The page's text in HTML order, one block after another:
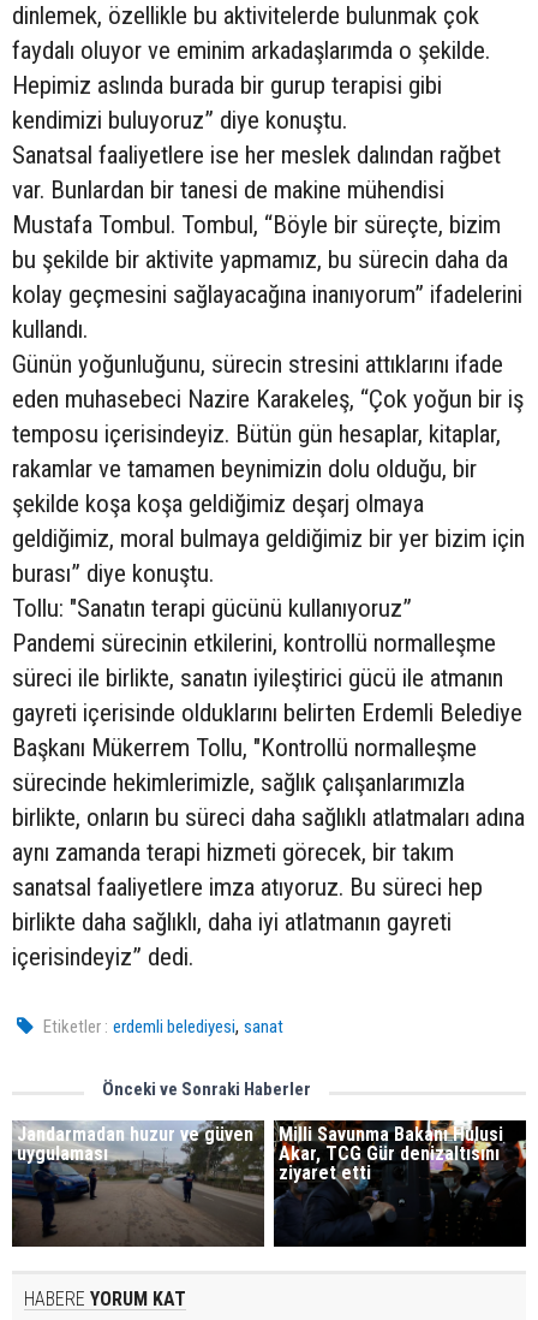
dinlemek, özellikle bu aktivitelerde bulunmak çok
faydalı oluyor ve eminim arkadaşlarımda o şekilde.
Hepimiz aslında burada bir gurup terapisi gibi
kendimizi buluyoruz” diye konuştu.
Sanatsal faaliyetlere ise her meslek dalından rağbet
var. Bunlardan bir tanesi de makine mühendisi
Mustafa Tombul. Tombul, “Böyle bir süreçte, bizim
bu şekilde bir aktivite yapmamız, bu sürecin daha da
kolay geçmesini sağlayacağına inanıyorum” ifadelerini
kullandı.
Günün yoğunluğunu, sürecin stresini attıklarını ifade
eden muhasebeci Nazire Karakeleş, “Çok yoğun bir iş
temposu içerisindeyiz. Bütün gün hesaplar, kitaplar,
rakamlar ve tamamen beynimizin dolu olduğu, bir
şekilde koşa koşa geldiğimiz deşarj olmaya
geldiğimiz, moral bulmaya geldiğimiz bir yer bizim için
burası” diye konuştu.
Tollu: "Sanatın terapi gücünü kullanıyoruz”
Pandemi sürecinin etkilerini, kontrollü normalleşme
süreci ile birlikte, sanatın iyileştirici gücü ile atmanın
gayreti içerisinde olduklarını belirten Erdemli Belediye
Başkanı Mükerrem Tollu, "Kontrollü normalleşme
sürecinde hekimlerimizle, sağlık çalışanlarımızla
birlikte, onların bu süreci daha sağlıklı atlatmaları adına
aynı zamanda terapi hizmeti görecek, bir takım
sanatsal faaliyetlere imza atıyoruz. Bu süreci hep
birlikte daha sağlıklı, daha iyi atlatmanın gayreti
içerisindeyiz” dedi.
Etiketler : erdemli belediyesi,sanat
Önceki ve Sonraki Haberler
Jandarmadan huzur ve güven
uygulaması
Milli Savunma Bakanı Hulusi
Akar, TCG Gür denizaltısını
ziyaret etti
HABERE YORUM KAT